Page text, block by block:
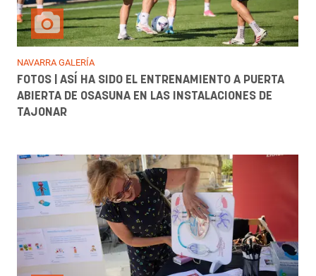
NAVARRA GALERÍA
FOTOS | ASÍ HA SIDO EL ENTRENAMIENTO A PUERTA
ABIERTA DE OSASUNA EN LAS INSTALACIONES DE
TAJONAR